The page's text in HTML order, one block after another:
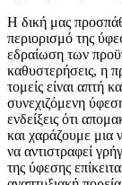
Η δική μας
περιορισμό της
εδραίωση των
καθυστερήσεις, η
τομείς είναι απτή
συνεχιζόμενη
ενδείξεις ότι
και χαράζουμε μια
να αντιστραφεί
της ύφεσης